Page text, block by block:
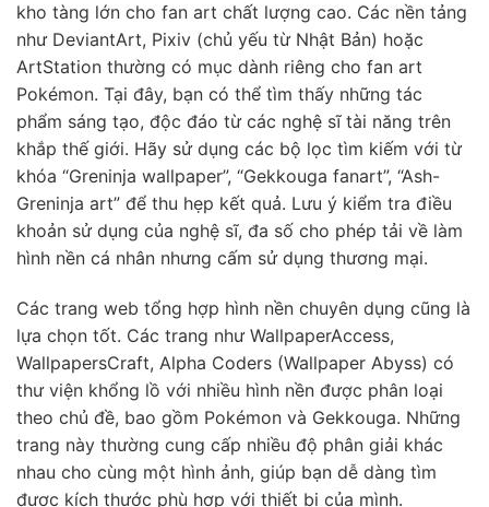
kho tàng lớn cho fan art chất lượng cao. Các nền tảng
như DeviantArt, Pixiv (chủ yếu từ Nhật Bản) hoặc
ArtStation thường có mục dành riêng cho fan art
Pokémon. Tại đây, bạn có thể tìm thấy những tác
phẩm sáng tạo, độc đáo từ các nghệ sĩ tài năng trên
khắp thế giới. Hãy sử dụng các bộ lọc tìm kiếm với từ
khóa “Greninja wallpaper”, “Gekkouga fanart”, “Ash-
Greninja art” để thu hẹp kết quả. Lưu ý kiểm tra điều
khoản sử dụng của nghệ sĩ, đa số cho phép tải về làm
hình nền cá nhân nhưng cấm sử dụng thương mại.
Các trang web tổng hợp hình nền chuyên dụng cũng là
lựa chọn tốt. Các trang như WallpaperAccess,
WallpapersCraft, Alpha Coders (Wallpaper Abyss) có
thư viện khổng lồ với nhiều hình nền được phân loại
theo chủ đề, bao gồm Pokémon và Gekkouga. Những
trang này thường cung cấp nhiều độ phân giải khác
nhau cho cùng một hình ảnh, giúp bạn dễ dàng tìm
được kích thước phù hợp với thiết bị của mình.